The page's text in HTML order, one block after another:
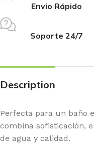
Envio Rápido
Soporte 24/7
Description
Perfecta para un baño
combina sofisticación,
de agua y calidad.